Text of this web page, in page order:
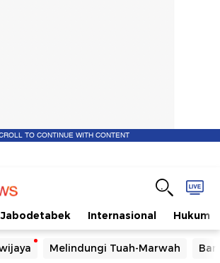
TO CONTINUE WITH CONTENT
Jabodetabek Internasional Hukum
Melindungi Tuah-Marwah